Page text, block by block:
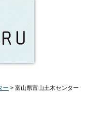
ー > 富山県富山土木センター